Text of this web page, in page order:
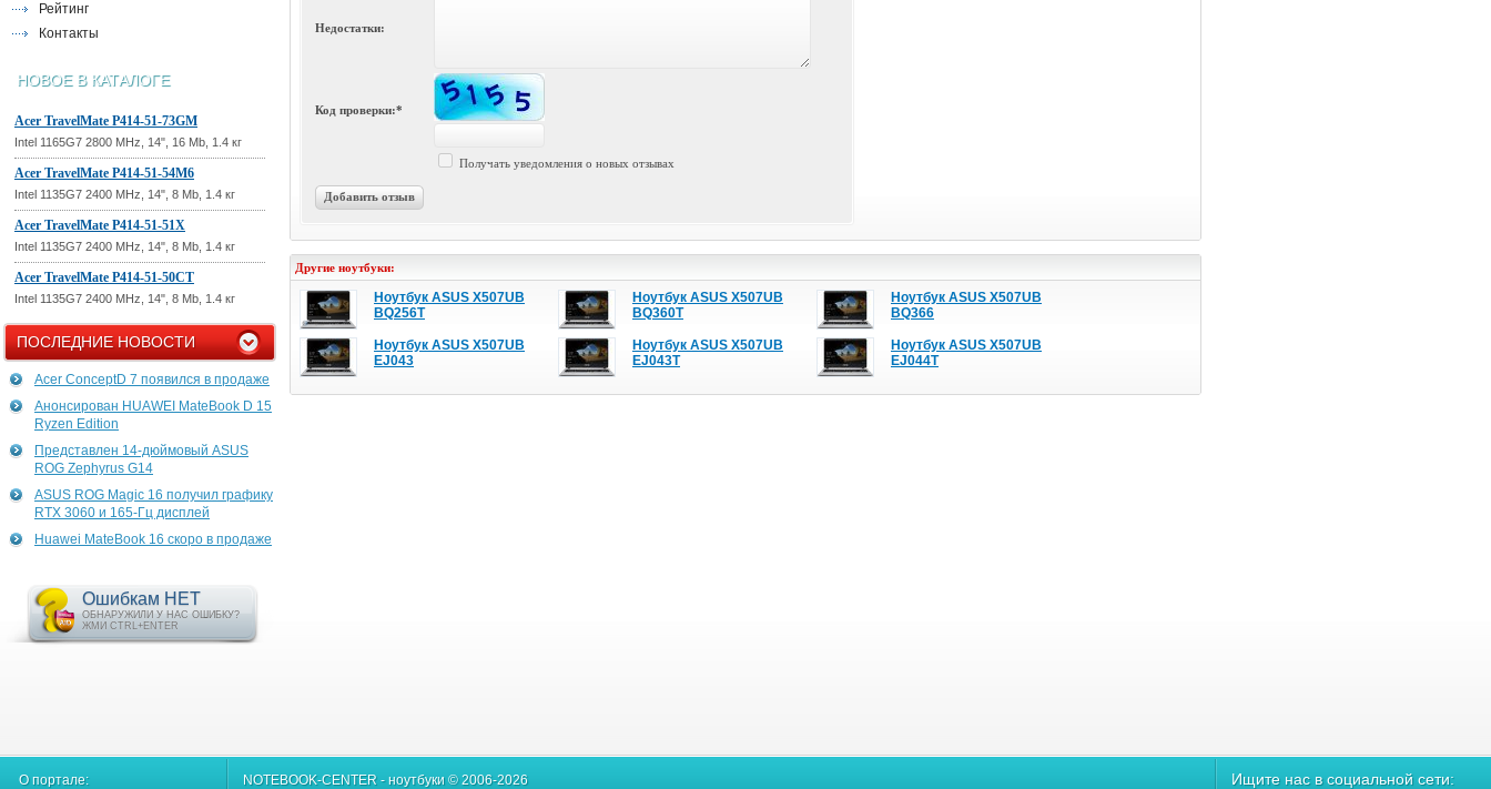
Рейтинг
Контакты
НОВОЕ В КАТАЛОГЕ
Acer TravelMate P414-51-73GM
Intel 1165G7 2800 MHz, 14", 16 Mb, 1.4 кг
Acer TravelMate P414-51-54M6
Intel 1135G7 2400 MHz, 14", 8 Mb, 1.4 кг
Acer TravelMate P414-51-51X
Intel 1135G7 2400 MHz, 14", 8 Mb, 1.4 кг
Acer TravelMate P414-51-50CT
Intel 1135G7 2400 MHz, 14", 8 Mb, 1.4 кг
ПОСЛЕДНИЕ НОВОСТИ
Acer ConceptD 7 появился в продаже
Анонсирован HUAWEI MateBook D 15
Ryzen Edition
Представлен 14-дюймовый ASUS
ROG Zephyrus G14
ASUS ROG Magic 16 получил графику
RTX 3060 и 165-Гц дисплей
Huawei MateBook 16 скоро в продаже
Ошибкам НЕТ
ОБНАРУЖИЛИ У НАС ОШИБКУ?
ЖМИ CTRL+ENTER
Недостатки:
Код проверки:*
Получать уведомления о новых отзывах
Добавить отзыв
Другие ноутбуки:
Ноутбук ASUS X507UB
BQ256T
Ноутбук ASUS X507UB
BQ360T
Ноутбук ASUS X507UB
BQ366
Ноутбук ASUS X507UB
EJ043
Ноутбук ASUS X507UB
EJ043T
Ноутбук ASUS X507UB
EJ044T
О портале: NOTEBOOK-CENTER - ноутбуки © 2006-2026 Ищите нас в социальной сети: